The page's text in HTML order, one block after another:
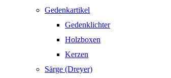
Gedenkartikel
Gedenklichter
Holzboxen
Kerzen
Särge (Dreyer)